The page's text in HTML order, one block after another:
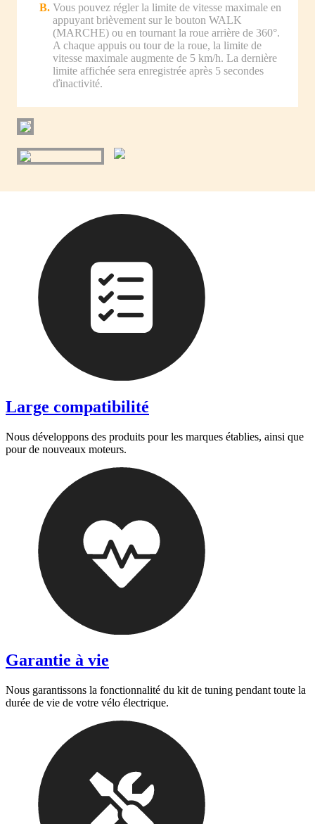
Vous pouvez régler la limite de vitesse maximale en
appuyant brièvement sur le bouton WALK
(MARCHE) ou en tournant la roue arrière de 360°.
A chaque appuis ou tour de la roue, la limite de
vitesse maximale augmente de 5 km/h. La dernière
limite affichée sera enregistrée après 5 secondes
ďinactivité.
Large compatibilité
Nous développons des produits pour les marques établies, ainsi que
pour de nouveaux moteurs.
Garantie à vie
Nous garantissons la fonctionnalité du kit de tuning pendant toute la
durée de vie de votre vélo électrique.